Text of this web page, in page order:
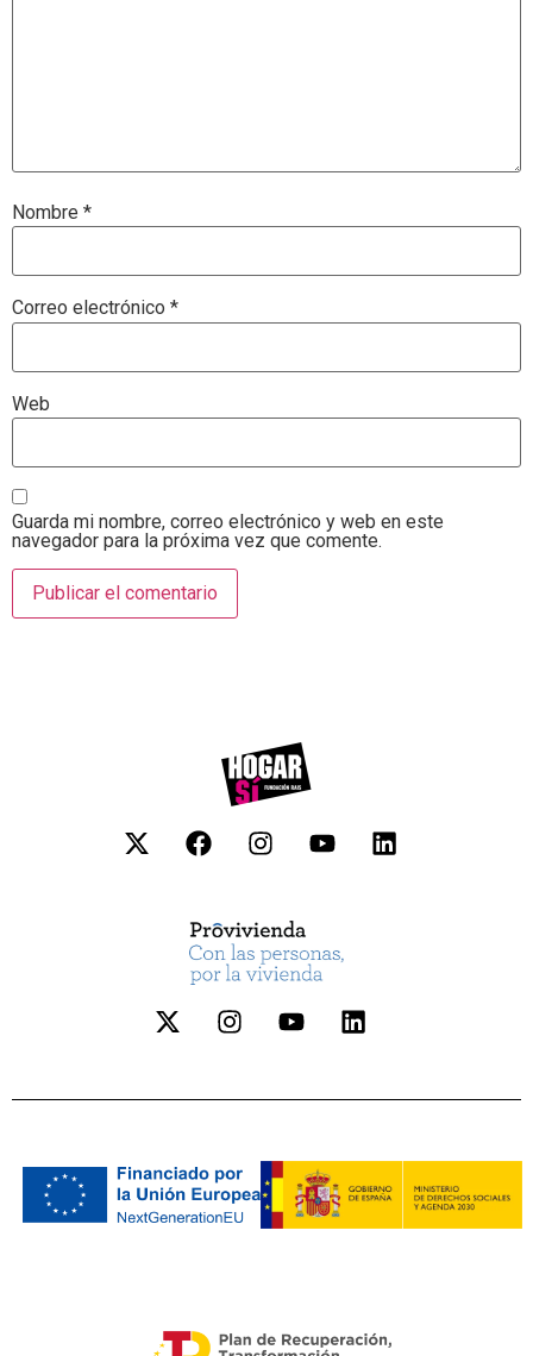
Nombre *
Correo electrónico *
Web
Guarda mi nombre, correo electrónico y web en este
navegador para la próxima vez que comente.